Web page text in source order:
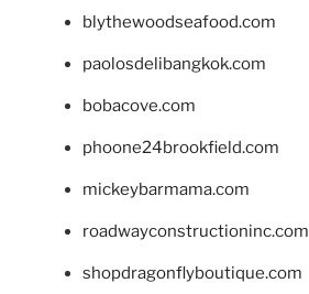
blythewoodseafood.com
paolosdelibangkok.com
bobacove.com
phoone24brookfield.com
mickeybarmama.com
roadwayconstructioninc.com
shopdragonflyboutique.com